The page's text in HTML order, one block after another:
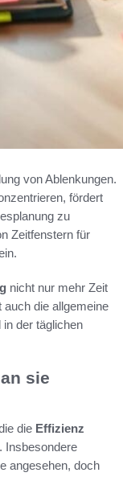
von Ablenkungen.
fördert
zu
Zeitfenstern für
nicht nur mehr Zeit
die allgemeine
in der täglichen
sie
die Effizienz
Insbesondere
angesehen, doch